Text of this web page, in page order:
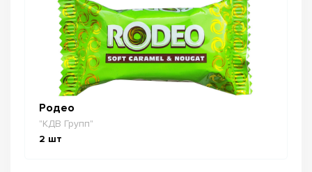
Родео
"КДВ Групп"
2 шт